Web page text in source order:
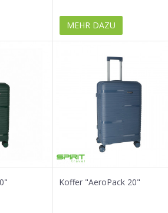
MEHR DAZU
Koffer "AeroPack 20"